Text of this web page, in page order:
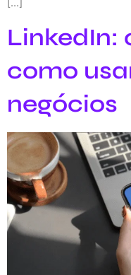
LinkedIn:
como
negócios